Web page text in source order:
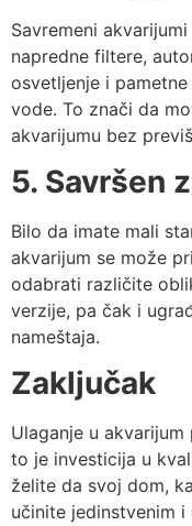
Savremeni
napredne filtere,
osvetljenje i
vode. To znači da
akvarijumu bez
5. Savršen
Bilo da imate mali
akvarijum se može
odabrati različite
verzije, pa čak i
nameštaja.
Zaključak
Ulaganje u
to je investicija u
želite da svoj dom,
učinite jedinstvenim